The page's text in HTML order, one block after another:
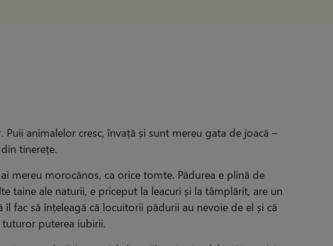
animalelor cresc, învață și sunt mereu gata de joacă –
tinerețe.
mereu morocănos, ca orice tomte. Pădurea e plină de
taine ale naturii, e priceput la leacuri și la tâmplărit, are un
fac să înțeleagă că locuitorii pădurii au nevoie de el și că
tuturor puterea iubirii.